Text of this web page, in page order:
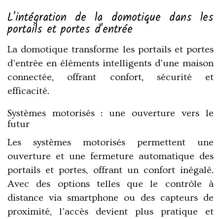
L'intégration de la domotique dans les
portails et portes d'entrée
La domotique transforme les portails et portes
d'entrée en éléments intelligents d'une maison
connectée, offrant confort, sécurité et
efficacité.
Systèmes motorisés : une ouverture vers le
futur
Les systèmes motorisés permettent une
ouverture et une fermeture automatique des
portails et portes, offrant un confort inégalé.
Avec des options telles que le contrôle à
distance via smartphone ou des capteurs de
proximité, l'accès devient plus pratique et